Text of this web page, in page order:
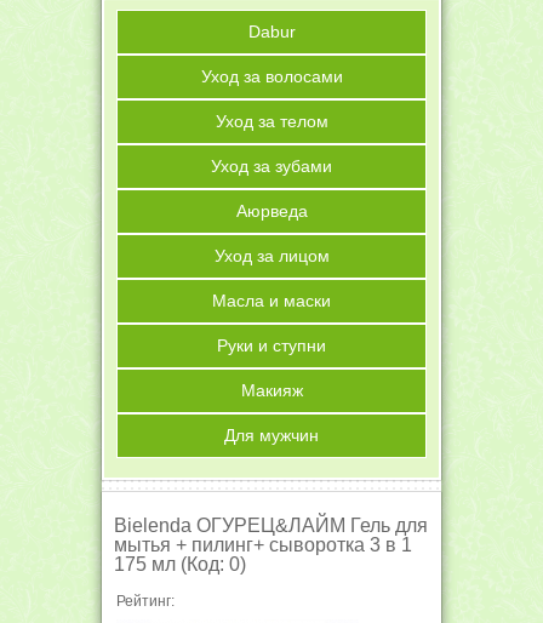
Dabur
Уход за волосами
Уход за телом
Уход за зубами
Аюрведа
Уход за лицом
Масла и маски
Руки и ступни
Макияж
Для мужчин
Bielenda ОГУРЕЦ&ЛАЙМ Гель для
мытья + пилинг+ сыворотка 3 в 1
175 мл (Код: 0)
Рейтинг: